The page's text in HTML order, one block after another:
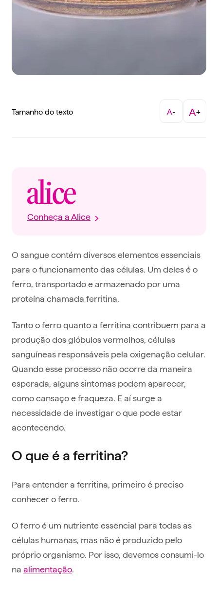
Tamanho do texto A- A+
Conheça a Alice
O sangue contém diversos elementos essenciais
para o funcionamento das células. Um deles é o
ferro, transportado e armazenado por uma
proteína chamada ferritina.
Tanto o ferro quanto a ferritina contribuem para a
produção dos glóbulos vermelhos, células
sanguíneas responsáveis pela oxigenação celular.
Quando esse processo não ocorre da maneira
esperada, alguns sintomas podem aparecer,
como cansaço e fraqueza. E aí surge a
necessidade de investigar o que pode estar
acontecendo.
O que é a ferritina?
Para entender a ferritina, primeiro é preciso
conhecer o ferro.
O ferro é um nutriente essencial para todas as
células humanas, mas não é produzido pelo
próprio organismo. Por isso, devemos consumi-lo
na alimentação.